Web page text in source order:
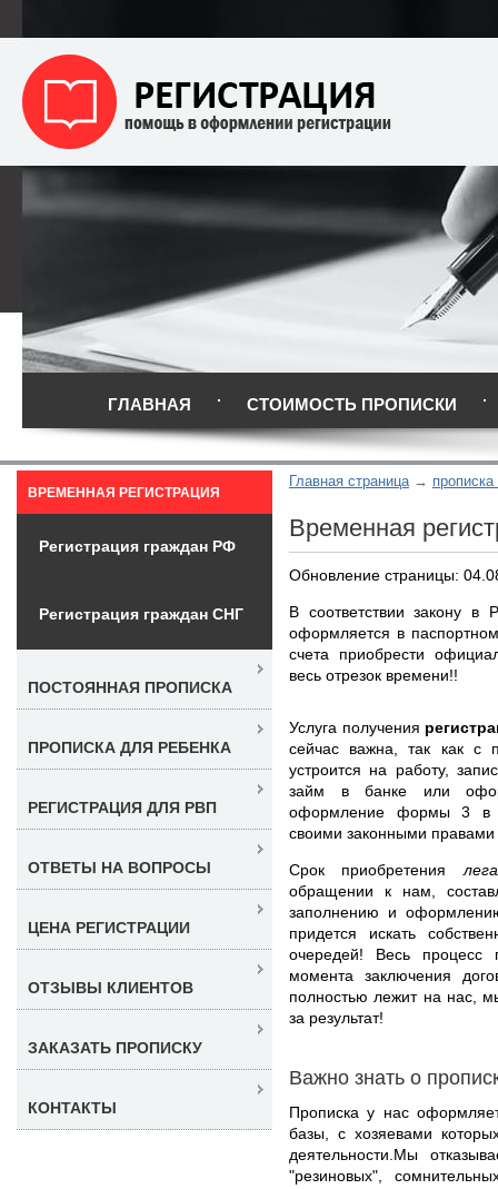
ГЛАВНАЯ СТОИМОСТЬ ПРОПИСКИ
Главная страница
Временная
Обновление страницы:
В соответствии закону в
оформляется в
счета приобрести
весь отрезок времени!!
Услуга получения
сейчас важна, так как с
устроится на работу,
займ в банке или
оформление формы 3 в
своими законными
Срок приобретения
обращении к нам,
заполнению и
придется искать
очередей! Весь процесс
момента заключения
полностью лежит на нас,
за результат!
Важно знать о
Прописка у нас
базы, с хозяевами
деятельности.Мы
"резиновых",
ВРЕМЕННАЯ РЕГИСТРАЦИЯ
Регистрация граждан РФ
Регистрация граждан СНГ
ПОСТОЯННАЯ ПРОПИСКА
ПРОПИСКА ДЛЯ РЕБЕНКА
РЕГИСТРАЦИЯ ДЛЯ РВП
ОТВЕТЫ НА ВОПРОСЫ
ЦЕНА РЕГИСТРАЦИИ
ОТЗЫВЫ КЛИЕНТОВ
ЗАКАЗАТЬ ПРОПИСКУ
КОНТАКТЫ